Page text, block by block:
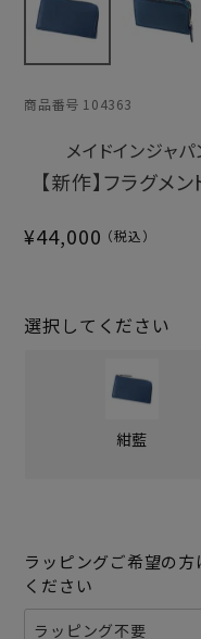
商品番号 104363
メイドインジャ
【新作】フラグメ
¥44,000
選択してください
紺藍
ラッピングご希望の
ください